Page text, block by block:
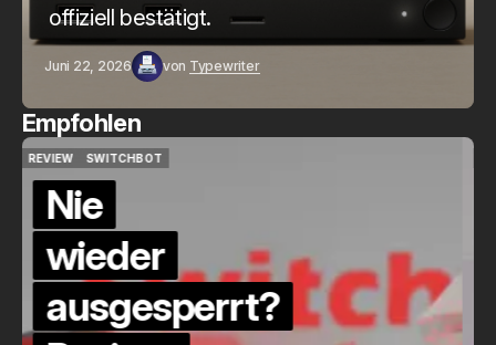
offiziell bestätigt.
Juni 22, 2026 von Typewriter
Empfohlen
QUICKCHECK
HOME ASSISTANT
Die Alexa-